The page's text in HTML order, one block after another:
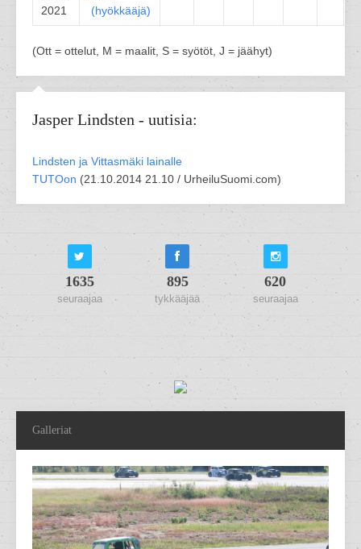
2021
(hyökkääjä)
(Ott = ottelut, M = maalit, S = syötöt, J = jäähyt)
Jasper Lindsten - uutisia:
Lindsten ja Vittasmäki lainalle
TUTOon (21.10.2014 21.10 / UrheiluSuomi.com)
1635
seuraajaa
895
tykkääjää
620
seuraajaa
Galleriat